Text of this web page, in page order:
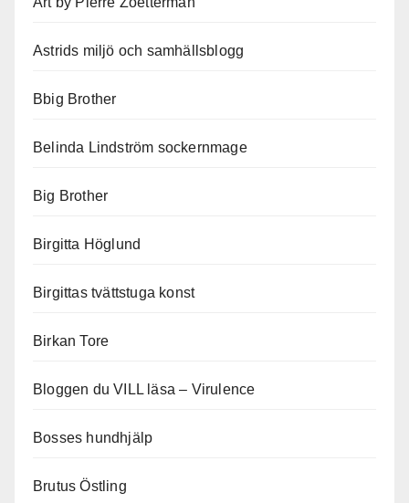
Astrids miljö och samhällsblogg
Bbig Brother
Belinda Lindström sockernmage
Big Brother
Birgitta Höglund
Birgittas tvättstuga konst
Birkan Tore
Bloggen du VILL läsa – Virulence
Bosses hundhjälp
Brutus Östling